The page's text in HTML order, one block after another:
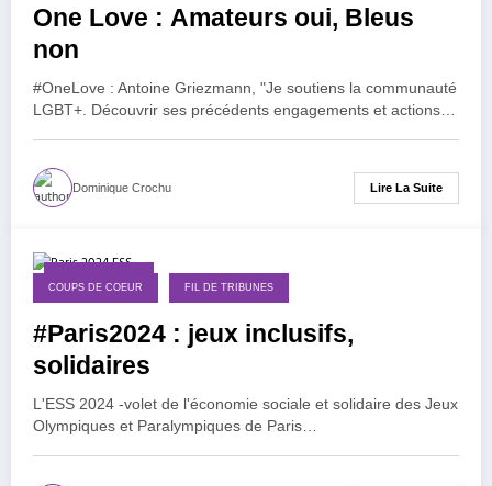
One Love : Amateurs oui, Bleus
non
#OneLove : Antoine Griezmann, "Je soutiens la communauté
LGBT+. Découvrir ses précédents engagements et actions…
Dominique Crochu Lire La Suite
COUPS DE COEUR FIL DE TRIBUNES
#Paris2024 : jeux inclusifs,
solidaires
L'ESS 2024 -volet de l'économie sociale et solidaire des Jeux
Olympiques et Paralympiques de Paris…